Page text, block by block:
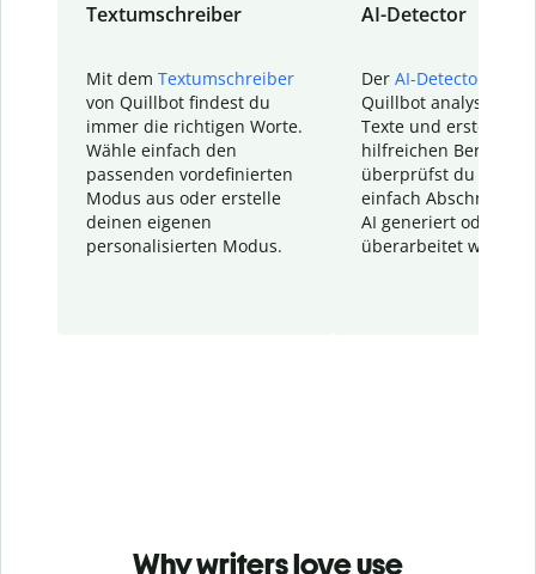
Textumschreiber
Mit dem Textumschreiber
von Quillbot findest du
immer die richtigen Worte.
Wähle einfach den
passenden vordefinierten
Modus aus oder erstelle
deinen eigenen
personalisierten Modus.
AI-Detector
Der AI-Detector
Quillbot analysiert
Texte und erstellt
hilfreichen Bericht.
überprüfst du
einfach Abschnitte,
AI generiert oder
überarbeitet wurden.
Why writers love use